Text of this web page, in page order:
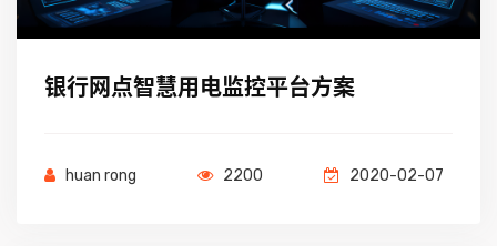
银行网点智慧用电监控平台方案
huan rong 2200 2020-02-07